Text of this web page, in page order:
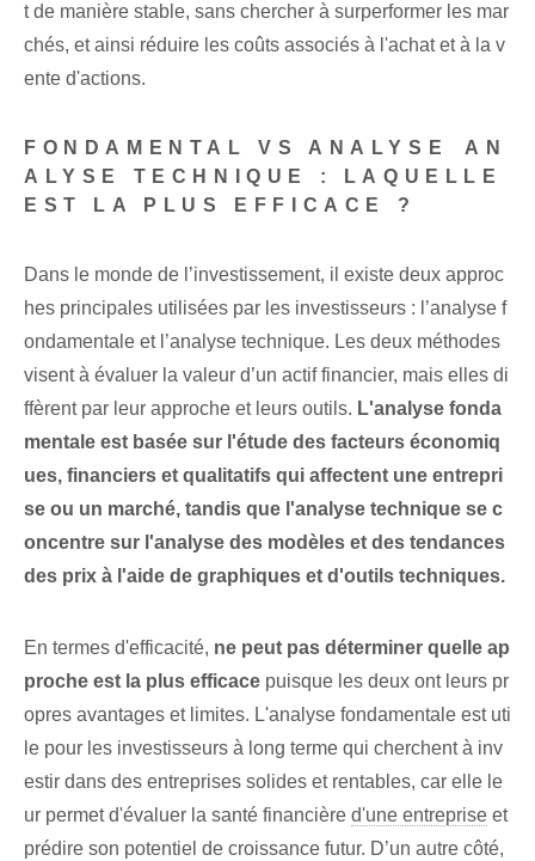
t de manière stable, sans chercher⁢ à surperformer les mar
chés, et ainsi réduire les coûts associés à l'achat et à la v
ente d'actions.
FONDAMENTAL VS ANALYSE ⁤AN
ALYSE TECHNIQUE : LAQUELLE
EST LA PLUS EFFICACE ?
Dans le monde de l’investissement, il existe deux approc
hes principales utilisées par les investisseurs : l’analyse f
ondamentale et l’analyse technique. Les deux méthodes
visent à évaluer la valeur d’un actif financier, mais elles di
ffèrent par leur approche et leurs outils. L'analyse fonda
mentale est basée sur l'étude des facteurs économiq
ues, financiers et qualitatifs qui affectent une entrepri
se ou un marché, tandis que l'analyse technique se c
oncentre sur l'analyse des modèles et des tendances
des prix à l'aide de graphiques et d'outils techniques.
En termes d'efficacité, ne peut pas déterminer quelle ap
proche est la plus efficace puisque les deux ont leurs pr
opres avantages et limites. ⁢L'analyse fondamentale est uti
le⁣ pour les investisseurs à long terme qui cherchent à inv
estir dans des entreprises solides et rentables, car elle ⁤le
ur permet d'évaluer‍ la santé financière d'une entreprise et
prédire son potentiel de croissance futur. D’un autre côté,